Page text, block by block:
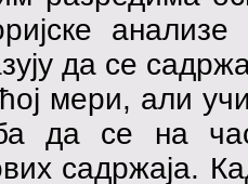
да се
мери, али
да се на
садржаја.